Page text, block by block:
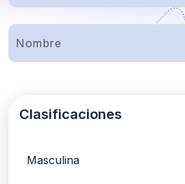
Clasificaciones
Masculina